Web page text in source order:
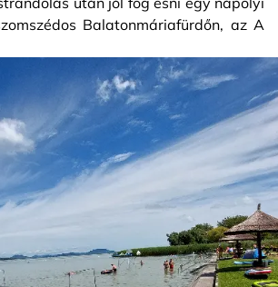
Balatonmáriafürdőn, az A